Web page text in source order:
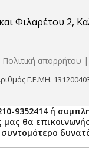
Φιλαρέτου 2,
Πολιτική απορρήτου |
Γ.Ε.ΜΗ.
9352414 ή
θα
συντομότερο